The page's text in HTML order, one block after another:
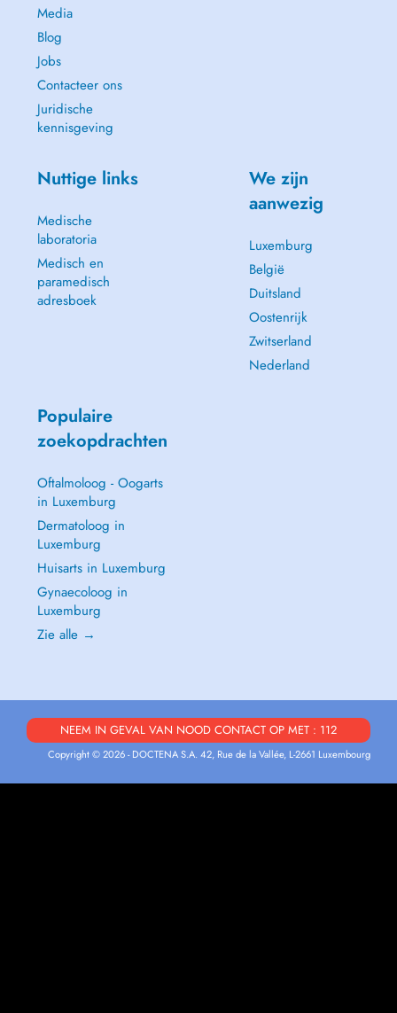
Media
Blog
Jobs
Contacteer ons
Juridische
kennisgeving
Nuttige links
Medische
laboratoria
Medisch en
paramedisch
adresboek
We zijn
aanwezig
Luxemburg
België
Duitsland
Oostenrijk
Zwitserland
Nederland
Populaire
zoekopdrachten
Oftalmoloog - Oogarts
in Luxemburg
Dermatoloog in
Luxemburg
Huisarts in Luxemburg
Gynaecoloog in
Luxemburg
Zie alle →
NEEM IN GEVAL VAN NOOD CONTACT OP MET : 112
Copyright © 2026 - DOCTENA S.A. 42, Rue de la Vallée, L-2661 Luxembourg